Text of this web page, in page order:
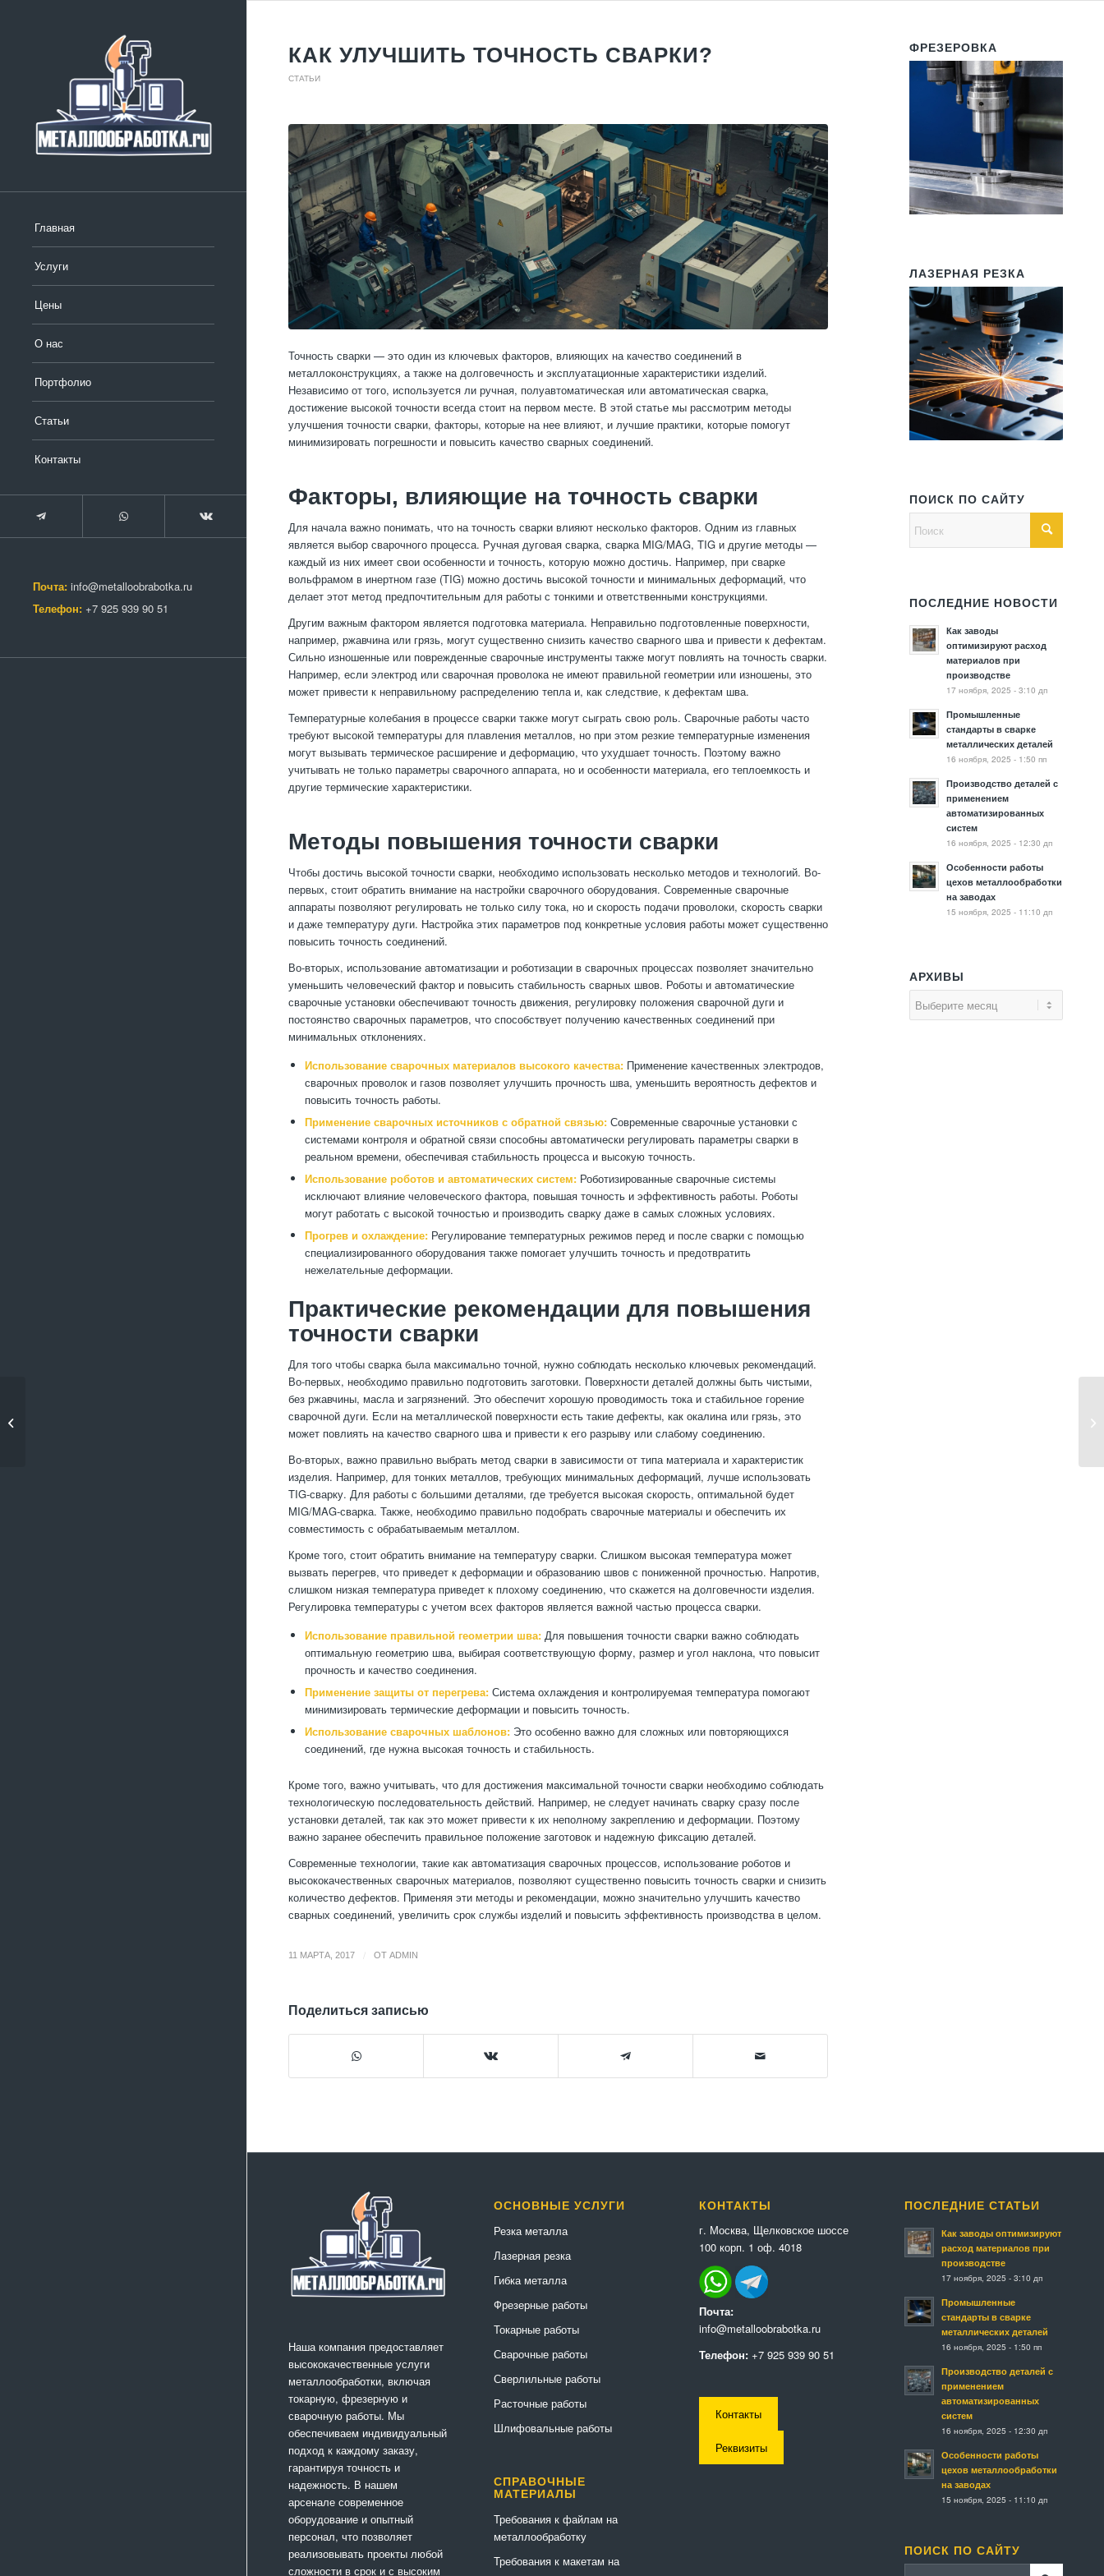
Главная
Услуги
Цены
О нас
Портфолио
Статьи
Контакты
Почта: info@metalloobrabotka.ru
Телефон: +7 925 939 90 51
КАК УЛУЧШИТЬ ТОЧНОСТЬ СВАРКИ?
СТАТЬИ
Точность сварки — это один из ключевых факторов, влияющих на качество соединений в
металлоконструкциях, а также на долговечность и эксплуатационные характеристики изделий.
Независимо от того, используется ли ручная, полуавтоматическая или автоматическая сварка,
достижение высокой точности всегда стоит на первом месте. В этой статье мы рассмотрим методы
улучшения точности сварки, факторы, которые на нее влияют, и лучшие практики, которые помогут
минимизировать погрешности и повысить качество сварных соединений.
Факторы, влияющие на точность сварки
Для начала важно понимать, что на точность сварки влияют несколько факторов. Одним из главных
является выбор сварочного процесса. Ручная дуговая сварка, сварка MIG/MAG, TIG и другие методы —
каждый из них имеет свои особенности и точность, которую можно достичь. Например, при сварке
вольфрамом в инертном газе (TIG) можно достичь высокой точности и минимальных деформаций, что
делает этот метод предпочтительным для работы с тонкими и ответственными конструкциями.
Другим важным фактором является подготовка материала. Неправильно подготовленные поверхности,
например, ржавчина или грязь, могут существенно снизить качество сварного шва и привести к дефектам.
Сильно изношенные или поврежденные сварочные инструменты также могут повлиять на точность сварки.
Например, если электрод или сварочная проволока не имеют правильной геометрии или изношены, это
может привести к неправильному распределению тепла и, как следствие, к дефектам шва.
Температурные колебания в процессе сварки также могут сыграть свою роль. Сварочные работы часто
требуют высокой температуры для плавления металлов, но при этом резкие температурные изменения
могут вызывать термическое расширение и деформацию, что ухудшает точность. Поэтому важно
учитывать не только параметры сварочного аппарата, но и особенности материала, его теплоемкость и
другие термические характеристики.
Методы повышения точности сварки
Чтобы достичь высокой точности сварки, необходимо использовать несколько методов и технологий. Во-
первых, стоит обратить внимание на настройки сварочного оборудования. Современные сварочные
аппараты позволяют регулировать не только силу тока, но и скорость подачи проволоки, скорость сварки
и даже температуру дуги. Настройка этих параметров под конкретные условия работы может существенно
повысить точность соединений.
Во-вторых, использование автоматизации и роботизации в сварочных процессах позволяет значительно
уменьшить человеческий фактор и повысить стабильность сварных швов. Роботы и автоматические
сварочные установки обеспечивают точность движения, регулировку положения сварочной дуги и
постоянство сварочных параметров, что способствует получению качественных соединений при
минимальных отклонениях.
Использование сварочных материалов высокого качества: Применение качественных электродов,
сварочных проволок и газов позволяет улучшить прочность шва, уменьшить вероятность дефектов и
повысить точность работы.
Применение сварочных источников с обратной связью: Современные сварочные установки с
системами контроля и обратной связи способны автоматически регулировать параметры сварки в
реальном времени, обеспечивая стабильность процесса и высокую точность.
Использование роботов и автоматических систем: Роботизированные сварочные системы
исключают влияние человеческого фактора, повышая точность и эффективность работы. Роботы
могут работать с высокой точностью и производить сварку даже в самых сложных условиях.
Прогрев и охлаждение: Регулирование температурных режимов перед и после сварки с помощью
специализированного оборудования также помогает улучшить точность и предотвратить
нежелательные деформации.
Практические рекомендации для повышения
точности сварки
Для того чтобы сварка была максимально точной, нужно соблюдать несколько ключевых рекомендаций.
Во-первых, необходимо правильно подготовить заготовки. Поверхности деталей должны быть чистыми,
без ржавчины, масла и загрязнений. Это обеспечит хорошую проводимость тока и стабильное горение
сварочной дуги. Если на металлической поверхности есть такие дефекты, как окалина или грязь, это
может повлиять на качество сварного шва и привести к его разрыву или слабому соединению.
Во-вторых, важно правильно выбрать метод сварки в зависимости от типа материала и характеристик
изделия. Например, для тонких металлов, требующих минимальных деформаций, лучше использовать
TIG-сварку. Для работы с большими деталями, где требуется высокая скорость, оптимальной будет
MIG/MAG-сварка. Также, необходимо правильно подобрать сварочные материалы и обеспечить их
совместимость с обрабатываемым металлом.
Кроме того, стоит обратить внимание на температуру сварки. Слишком высокая температура может
вызвать перегрев, что приведет к деформации и образованию швов с пониженной прочностью. Напротив,
слишком низкая температура приведет к плохому соединению, что скажется на долговечности изделия.
Регулировка температуры с учетом всех факторов является важной частью процесса сварки.
Использование правильной геометрии шва: Для повышения точности сварки важно соблюдать
оптимальную геометрию шва, выбирая соответствующую форму, размер и угол наклона, что повысит
прочность и качество соединения.
Применение защиты от перегрева: Система охлаждения и контролируемая температура помогают
минимизировать термические деформации и повысить точность.
Использование сварочных шаблонов: Это особенно важно для сложных или повторяющихся
соединений, где нужна высокая точность и стабильность.
Кроме того, важно учитывать, что для достижения максимальной точности сварки необходимо соблюдать
технологическую последовательность действий. Например, не следует начинать сварку сразу после
установки деталей, так как это может привести к их неполному закреплению и деформации. Поэтому
важно заранее обеспечить правильное положение заготовок и надежную фиксацию деталей.
Современные технологии, такие как автоматизация сварочных процессов, использование роботов и
высококачественных сварочных материалов, позволяют существенно повысить точность сварки и снизить
количество дефектов. Применяя эти методы и рекомендации, можно значительно улучшить качество
сварных соединений, увеличить срок службы изделий и повысить эффективность производства в целом.
11 МАРТА, 2017 ОТ ADMIN
Поделиться записью
ФРЕЗЕРОВКА
ЛАЗЕРНАЯ РЕЗКА
ПОИСК ПО САЙТУ
ПОСЛЕДНИЕ НОВОСТИ
Как заводы
оптимизируют расход
материалов при
производстве
17 ноября, 2025 - 3:10 дп
Промышленные
стандарты в сварке
металлических деталей
16 ноября, 2025 - 1:50 пп
Производство деталей с
применением
автоматизированных
систем
16 ноября, 2025 - 12:30 дп
Особенности работы
цехов металлообработки
на заводах
15 ноября, 2025 - 11:10 дп
АРХИВЫ
Наша компания предоставляет
высококачественные услуги
металлообработки, включая
токарную, фрезерную и
сварочную работы. Мы
обеспечиваем индивидуальный
подход к каждому заказу,
гарантируя точность и
надежность. В нашем
арсенале современное
оборудование и опытный
персонал, что позволяет
реализовывать проекты любой
сложности в срок и с высоким
ОСНОВНЫЕ УСЛУГИ
Резка металла
Лазерная резка
Гибка металла
Фрезерные работы
Токарные работы
Сварочные работы
Сверлильные работы
Расточные работы
Шлифовальные работы
СПРАВОЧНЫЕ
МАТЕРИАЛЫ
Требования к файлам на
металлообработку
Требования к макетам на
КОНТАКТЫ
г. Москва, Щелковское шоссе
100 корп. 1 оф. 4018
Почта:
info@metalloobrabotka.ru
Телефон: +7 925 939 90 51
Контакты
Реквизиты
ПОСЛЕДНИЕ СТАТЬИ
Как заводы оптимизируют
расход материалов при
производстве
17 ноября, 2025 - 3:10 дп
Промышленные
стандарты в сварке
металлических деталей
16 ноября, 2025 - 1:50 пп
Производство деталей с
применением
автоматизированных
систем
16 ноября, 2025 - 12:30 дп
Особенности работы
цехов металлообработки
на заводах
15 ноября, 2025 - 11:10 дп
ПОИСК ПО САЙТУ